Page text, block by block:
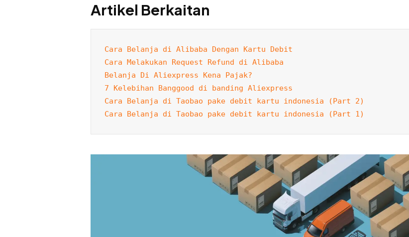
Artikel Berkaitan
Cara Belanja di Alibaba Dengan Kartu Debit
Cara Melakukan Request Refund di Alibaba
Belanja Di Aliexpress Kena Pajak?
7 Kelebihan Banggood di banding Aliexpress
Cara Belanja di Taobao pake debit kartu indonesia (Part 2)
Cara Belanja di Taobao pake debit kartu indonesia (Part 1)